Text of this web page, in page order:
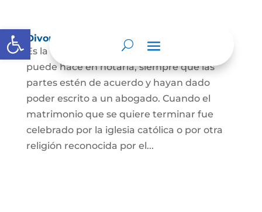
Abrir barra de herramientas
Divorcio
Es la terminación del Matrimonio Civil y se
puede hace en notaría, siempre que las
partes estén de acuerdo y hayan dado
poder escrito a un abogado. Cuando el
matrimonio que se quiere terminar fue
celebrado por la iglesia católica o por otra
religión reconocida por el...